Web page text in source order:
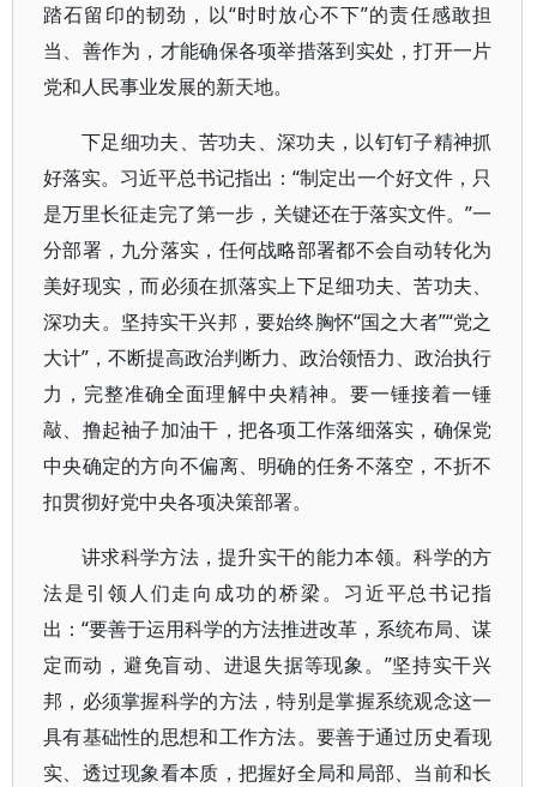
踏石留印的韧劲，以“时时放心不下”的责任感敢担
当、善作为，才能确保各项举措落到实处，打开一片
党和人民事业发展的新天地。
下足细功夫、苦功夫、深功夫，以钉钉子精神抓
好落实。习近平总书记指出：“制定出一个好文件，只
是万里长征走完了第一步，关键还在于落实文件。”一
分部署，九分落实，任何战略部署都不会自动转化为
美好现实，而必须在抓落实上下足细功夫、苦功夫、
深功夫。坚持实干兴邦，要始终胸怀“国之大者”“党之
大计”，不断提高政治判断力、政治领悟力、政治执行
力，完整准确全面理解中央精神。要一锤接着一锤
敲、撸起袖子加油干，把各项工作落细落实，确保党
中央确定的方向不偏离、明确的任务不落空，不折不
扣贯彻好党中央各项决策部署。
讲求科学方法，提升实干的能力本领。科学的方
法是引领人们走向成功的桥梁。习近平总书记指
出：“要善于运用科学的方法推进改革，系统布局、谋
定而动，避免盲动、进退失据等现象。”坚持实干兴
邦，必须掌握科学的方法，特别是掌握系统观念这一
具有基础性的思想和工作方法。要善于通过历史看现
实、透过现象看本质，把握好全局和局部、当前和长